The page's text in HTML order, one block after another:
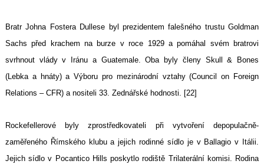
Bratr Johna Fostera Dullese byl prezidentem falešného trustu Goldman
Sachs před krachem na burze v roce 1929 a pomáhal svém bratrovi
svrhnout vlády v Iránu a Guatemale. Oba byly členy Skull & Bones
(Lebka a hnáty) a Výboru pro mezinárodní vztahy (Council on Foreign
Relations – CFR) a nositeli 33. Zednářské hodnosti. [22]
Rockefellerové byly zprostředkovateli při vytvoření depopulačně-
zaměřeného Římského klubu a jejich rodinné sídlo je v Ballagio v Itálii.
Jejich sídlo v Pocantico Hills poskytlo rodiště Trilaterální komisi. Rodina